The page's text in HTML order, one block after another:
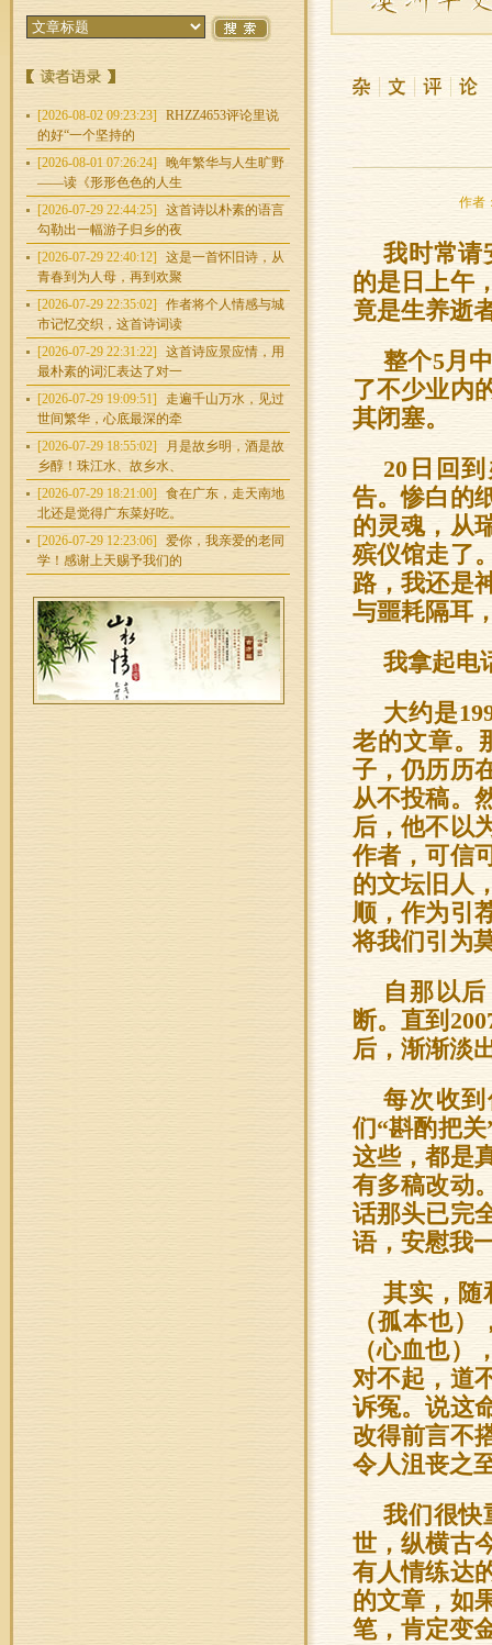
[2026-08-02 09:23:23]
RHZZ4653评论里说
的好“一个坚持的
[2026-08-01 07:26:24]
晚年繁华与人生旷野
——读《形形色色的人生
[2026-07-29 22:44:25]
这首诗以朴素的语言
勾勒出一幅游子归乡的夜
[2026-07-29 22:40:12]
这是一首怀旧诗，从
青春到为人母，再到欢聚
[2026-07-29 22:35:02]
作者将个人情感与城
市记忆交织，这首诗词读
[2026-07-29 22:31:22]
这首诗应景应情，用
最朴素的词汇表达了对一
[2026-07-29 19:09:51]
走遍千山万水，见过
世间繁华，心底最深的牵
[2026-07-29 18:55:02]
月是故乡明，酒是故
乡醇！珠江水、故乡水、
[2026-07-29 18:21:00]
食在广东，走天南地
北还是觉得广东菜好吃。
[2026-07-29 12:23:06]
爱你，我亲爱的老同
学！感谢上天赐予我们的
作者
我时常请
的是日上午
竟是生养逝
整个5月
了不少业内
其闭塞。
20日回
告。惨白的
的灵魂，从
殡仪馆走了
路，我还是
与噩耗隔耳
我拿起电
大约是
老的文章。
子，仍历历
从不投稿。
后，他不以
作者，可信
的文坛旧人
顺，作为引
将我们引为
自那以
断。直到
后，渐渐淡
每次收
们“斟酌把
这些，都是
有多稿改动
话那头已完
语，安慰我
其实，随
（孤本也
（心血也
对不起，道
诉冤。说这
改得前言不
令人沮丧之
我们很快
世，纵横古
有人情练达
的文章，如
笔，肯定变